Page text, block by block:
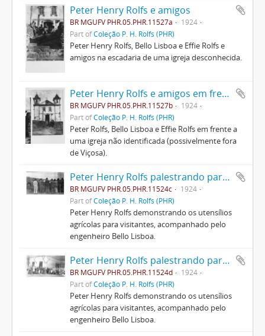
Peter Henry Rolfs e amigos
BR MGUFV PHR.05.PHR.11527a
1924
Part ofColeção P. H. Rolfs (PHR)
Peter Henry Rolfs, Bello Lisboa e Effie Rolfs e
amigos na escadaria de uma igreja desconhecida.
Peter Henry Rolfs e amigos em frente a uma igreja
BR MGUFV PHR.05.PHR.11527b
1924
Part ofColeção P. H. Rolfs (PHR)
Peter Rolfs, Bello Lisboa e Effie Rolfs em frente a
uma igreja não identificada (possivelmente fora
de Viçosa).
Peter Henry Rolfs palestrando para visitantes
BR MGUFV PHR.05.PHR.11524c
1924
Part ofColeção P. H. Rolfs (PHR)
Peter Henry Rolfs demonstrando os utensílios
agrícolas para visitantes, acompanhado pelo
engenheiro Bello Lisboa.
Peter Henry Rolfs palestrando para visitantes
BR MGUFV PHR.05.PHR.11524d
1924
Part ofColeção P. H. Rolfs (PHR)
Peter Henry Rolfs demonstrando os utensílios
agrícolas para visitantes, acompanhado pelo
engenheiro Bello Lisboa.